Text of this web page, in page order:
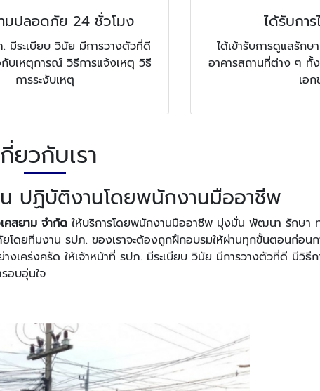
มปลอดภัย 24 ชั่วโมง
. มีระเบียบ วินัย มีการวางตัวที่ดี
บเหตุการณ์ วิธีการแจ้งเหตุ วิธี
การระงับเหตุ
ได้รับการ
ได้เข้ารับการดูแลรัก
อาคารสถานที่ต่าง ๆ ทั้
เอ
ยวกับเรา
ปฏิบัติงานโดยพนักงานมืออาชีพ
สยาม จำกัด ให้บริการโดยพนักงานมืออาชีพ มุ่งมั่น พัฒนา รักษา
ดยทีมงาน รปภ. ของเราจะต้องถูกฝึกอบรมให้ผ่านทุกขั้นตอนก่อน
เคร่งครัด ให้เจ้าหน้าที่ รปภ. มีระเบียบ วินัย มีการวางตัวที่ดี มีวิธี
อบอุ่นใจ